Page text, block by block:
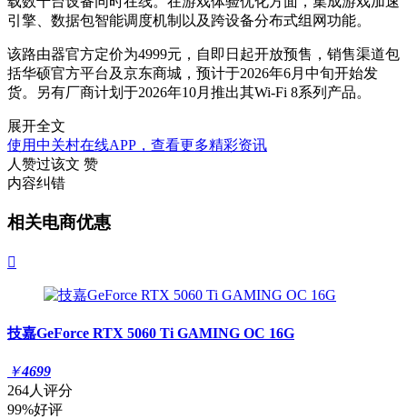
引擎、数据包智能调度机制以及跨设备分布式组网功能。
该路由器官方定价为4999元，自即日起开放预售，销售渠道包
括华硕官方平台及京东商城，预计于2026年6月中旬开始发
货。另有厂商计划于2026年10月推出其Wi-Fi 8系列产品。
展开全文
使用中关村在线APP，查看更多精彩资讯
人赞过该文 赞
内容纠错
相关电商优惠

技嘉GeForce RTX 5060 Ti GAMING OC 16G
￥4699
264人评分
99%好评